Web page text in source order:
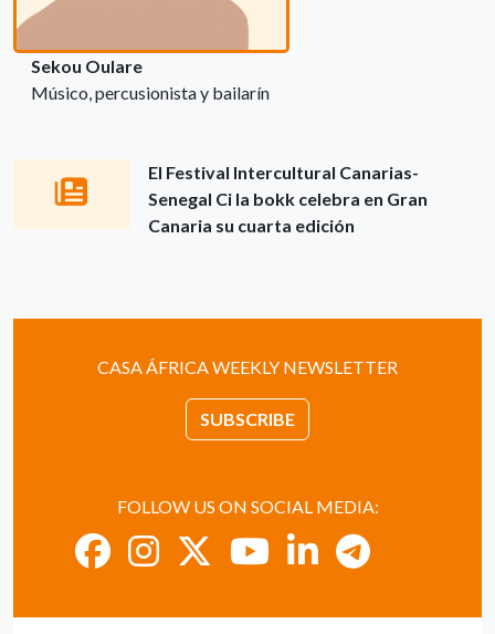
Sekou Oulare
Músico, percusionista y bailarín
El Festival Intercultural Canarias-
Senegal Ci la bokk celebra en Gran
Canaria su cuarta edición
CASA ÁFRICA WEEKLY NEWSLETTER
SUBSCRIBE
FOLLOW US ON SOCIAL MEDIA: